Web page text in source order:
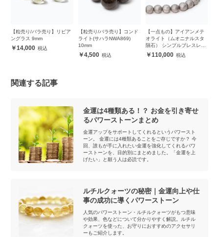
【粒売り/バラ売り】リビア
ングラス 9mm
14,000
【粒売り/バラ売り】コンド
ライト(サハラNWA869)
10mm
4,500
【一点もの】アイアンメテ
オライト（ムオニナルスタ
隕石） シンプルブレスレッ
ト【鑑別書付き】
110,000
関連する記事
金運は4種類ある！？ お金を引き寄せ
るパワーストーンまとめ
金運アップをサポートしてくれるというパワースト
ーン。 金運には4種類あることをご存じですか？ 今
回、誰もが手に入れたい金運を強化してくれるパワ
ーストーンを、目的別にまとめました。「金運を上
げたい」と願う人は必読です。
ルチルクォーツの秘密｜金運向上や仕
事の成功に導くパワーストーン
人気のパワーストーン・ルチルクォーツがもつ意味
や効果、色などについて分かりやすく解説。ルチル
クォーツを使った、お守りにおすすめのアクセサリ
ーもご紹介します。